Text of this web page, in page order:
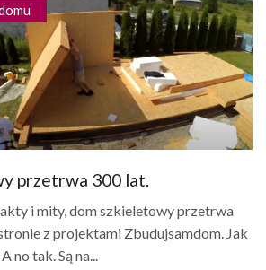
przetrwa 300 lat.
i mity, dom szkieletowy przetrwa
z projektami Zbudujsamdom. Jak
no tak. Są na...